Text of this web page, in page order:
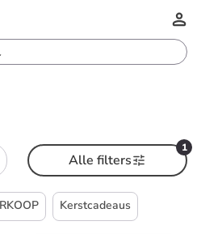
1
Alle filters
Kerstcadeaus